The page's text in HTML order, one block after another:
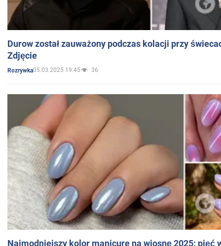
Durow został zauważony podczas kolacji przy
Zdjęcie
Rozrywka05.03.2025 19:45 36
Najmodniejszy kolor manicure na wiosnę 2025: pięć